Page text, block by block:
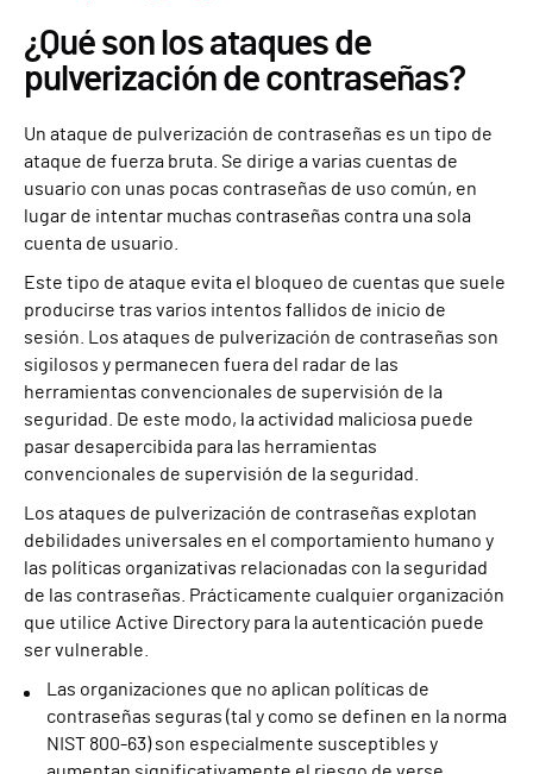
¿Qué son los ataques de
pulverización de contraseñas?
Un ataque de pulverización de contraseñas es un tipo de
ataque de fuerza bruta. Se dirige a varias cuentas de
usuario con unas pocas contraseñas de uso común, en
lugar de intentar muchas contraseñas contra una sola
cuenta de usuario.
Este tipo de ataque evita el bloqueo de cuentas que suele
producirse tras varios intentos fallidos de inicio de
sesión. Los ataques de pulverización de contraseñas son
sigilosos y permanecen fuera del radar de las
herramientas convencionales de supervisión de la
seguridad. De este modo, la actividad maliciosa puede
pasar desapercibida para las herramientas
convencionales de supervisión de la seguridad.
Los ataques de pulverización de contraseñas explotan
debilidades universales en el comportamiento humano y
las políticas organizativas relacionadas con la seguridad
de las contraseñas. Prácticamente cualquier organización
que utilice Active Directory para la autenticación puede
ser vulnerable.
Las organizaciones que no aplican políticas de
contraseñas seguras (tal y como se definen en la norma
NIST 800-63) son especialmente susceptibles y